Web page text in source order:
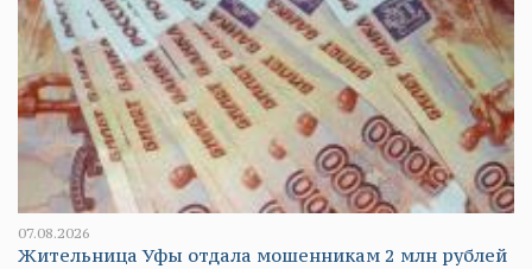
07.08.2026
Жительница Уфы отдала мошенникам 2 млн рублей